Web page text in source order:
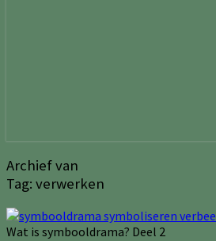
Archief van
Tag: verwerken
Wat is symbooldrama? Deel 2